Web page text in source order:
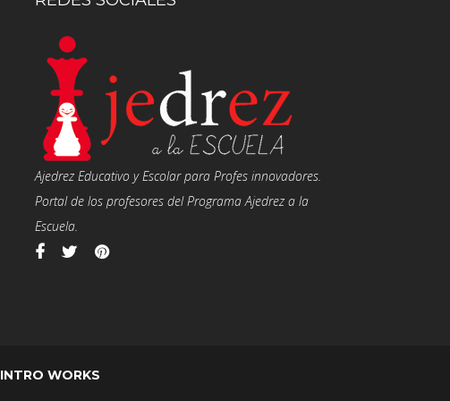
Ajedrez Educativo y Escolar para Profes innovadores.
Portal de los profesores del Programa Ajedrez a la
Escuela.
INTRO WORKS